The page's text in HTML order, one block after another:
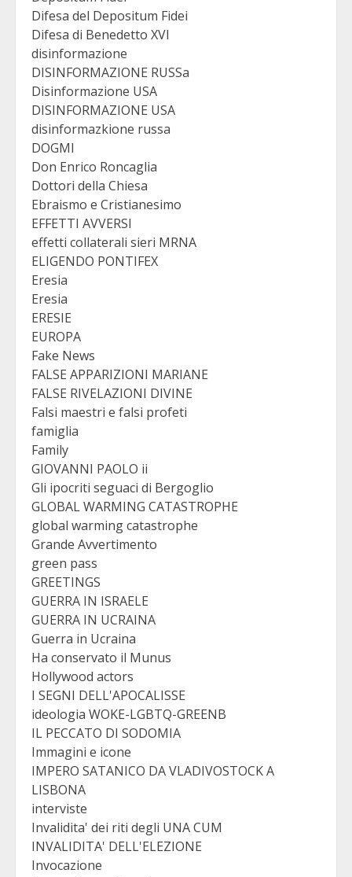
Difesa del Depositum Fidei
Difesa di Benedetto XVI
disinformazione
DISINFORMAZIONE RUSSa
Disinformazione USA
DISINFORMAZIONE USA
disinformazkione russa
DOGMI
Don Enrico Roncaglia
Dottori della Chiesa
Ebraismo e Cristianesimo
EFFETTI AVVERSI
effetti collaterali sieri MRNA
ELIGENDO PONTIFEX
Eresia
Eresia
ERESIE
EUROPA
Fake News
FALSE APPARIZIONI MARIANE
FALSE RIVELAZIONI DIVINE
Falsi maestri e falsi profeti
famiglia
Family
GIOVANNI PAOLO ii
Gli ipocriti seguaci di Bergoglio
GLOBAL WARMING CATASTROPHE
global warming catastrophe
Grande Avvertimento
green pass
GREETINGS
GUERRA IN ISRAELE
GUERRA IN UCRAINA
Guerra in Ucraina
Ha conservato il Munus
Hollywood actors
I SEGNI DELL'APOCALISSE
ideologia WOKE-LGBTQ-GREENB
IL PECCATO DI SODOMIA
Immagini e icone
IMPERO SATANICO DA VLADIVOSTOCK A
LISBONA
interviste
Invalidita' dei riti degli UNA CUM
INVALIDITA' DELL'ELEZIONE
Invocazione